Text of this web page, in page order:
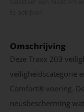
Omschrijving
Deze Traxx 203
veiligheidscategorie
Comfort® voering.
neusbescherming